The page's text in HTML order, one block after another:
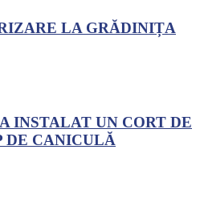
LA GRĂDINIȚA
INSTALAT UN CORT DE
DE CANICULĂ